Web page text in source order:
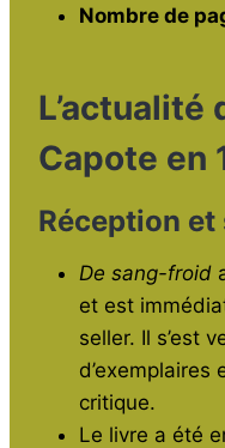
Nombre de
L’actualité
Capote en
Réception
De sang-froid
et est
seller. Il s’est
d’exemplaires
critique.
Le livre a été